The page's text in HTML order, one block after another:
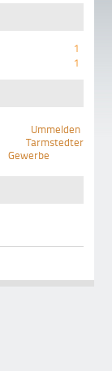
1
1
Ummelden
Tarmstedter
Gewerbe